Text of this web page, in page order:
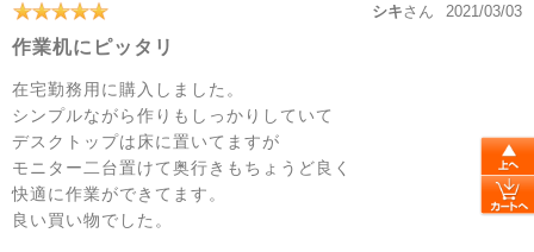
シキさん 2021/03/03
作業机にピッタリ
在宅勤務用に購入しました。
シンプルながら作りもしっかりしていて
デスクトップは床に置いてますが
モニター二台置けて奥行きもちょうど良く
快適に作業ができてます。
良い買い物でした。